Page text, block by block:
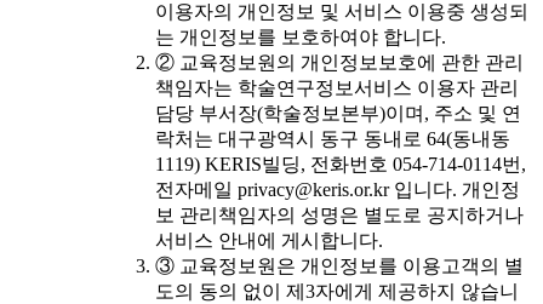
이용자의 개인정보 및 서비스 이용중 생성되
는 개인정보를 보호하여야 합니다.
② 교육정보원의 개인정보보호에 관한 관리
책임자는 학술연구정보서비스 이용자 관리
담당 부서장(학술정보본부)이며, 주소 및 연
락처는 대구광역시 동구 동내로 64(동내동
1119) KERIS빌딩, 전화번호 054-714-0114번,
전자메일 privacy@keris.or.kr 입니다. 개인정
보 관리책임자의 성명은 별도로 공지하거나
서비스 안내에 게시합니다.
③ 교육정보원은 개인정보를 이용고객의 별
도의 동의 없이 제3자에게 제공하지 않습니